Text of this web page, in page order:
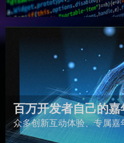
百万开发者自己的嘉
众多创新互动体验、专属嘉